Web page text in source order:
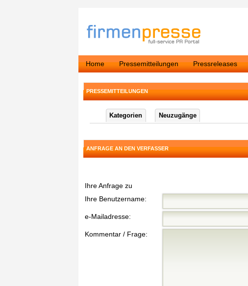
Home Pressemitteilungen Pressreleases
PRESSEMITTEILUNGEN
Kategorien Neuzugänge
ANFRAGE AN DEN VERFASSER
Ihre Anfrage zu
Ihre Benutzername:
e-Mailadresse:
Kommentar / Frage: